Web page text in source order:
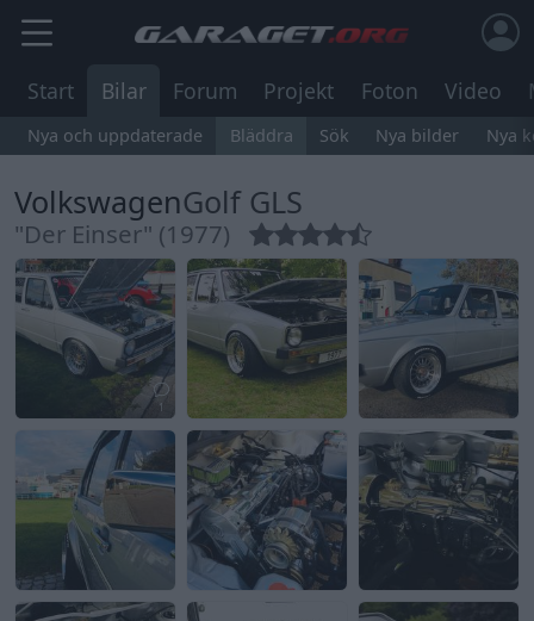
Start Bilar Forum Projekt Foton Video
Nya och uppdaterade Bläddra Sök Nya bilder Nya
VolkswagenGolf GLS
"Der Einser" (1977)
1